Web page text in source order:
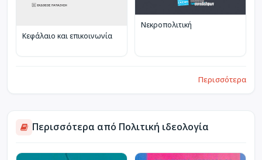
Κεφάλαιο και επικοινωνία
Νεκροπολιτική
Περισσότερα
Περισσότερα από Πολιτική ιδεολογία